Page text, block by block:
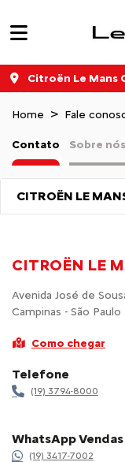
Citroën Le Mans
Home Fale
Sobre nós
Contato
CITROËN LE
CITROËN LE
Avenida José de
Campinas - São Paulo
Como chegar
Telefone
(19) 3794-8000
WhatsApp Vendas
(19) 3417-7002